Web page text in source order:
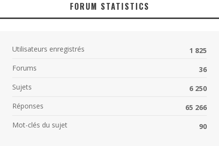
FORUM STATISTICS
Utilisateurs enregistrés
1 825
Forums
36
Sujets
6 250
Réponses
65 266
Mot-clés du sujet
90